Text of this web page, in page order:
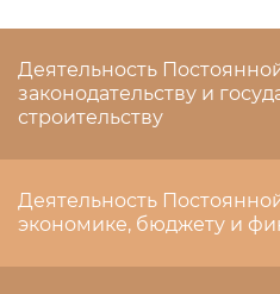
Деятельность
законодательству и
строительству
Деятельность
экономике, бюджету и